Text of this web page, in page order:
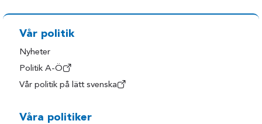
Kungälv
Laholm
Lerum
Lilla Edet
Lysekil
Varberg
Vår politik
Nyheter
Politik A-Ö
Vår politik på lätt svenska
Våra politiker